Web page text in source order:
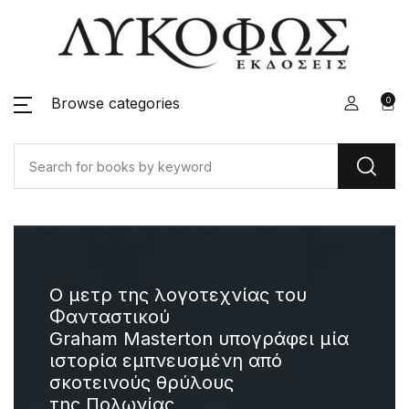
Browse categories 0
Ο μετρ της λογοτεχνίας του
Φανταστικού
Graham Masterton υπογράφει μία
ιστορία εμπνευσμένη από
σκοτεινούς θρύλους
της Πολωνίας